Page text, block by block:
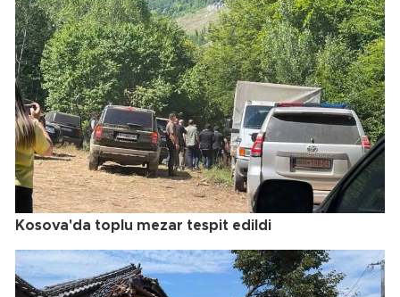
Kosova'da toplu mezar tespit edildi